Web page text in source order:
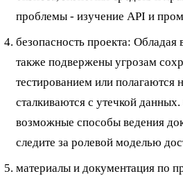
проблемы - изучение API и
безопасность проекта:
также подвержены угрозам
тестированием или полагаются
сталкиваются с утечкой
возможные способы ведения
следите за ролевой моделью
материалы и документация по